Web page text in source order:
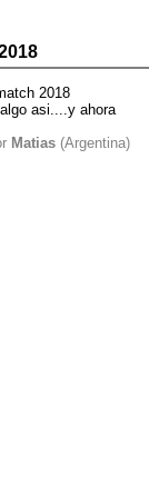
2018
asi....y ahora
Matias (Argentina)